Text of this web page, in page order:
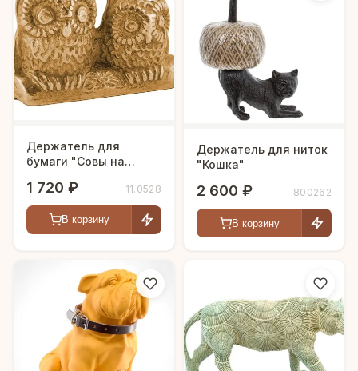
Держатель для
бумаги "Совы на
1 720 ₽ 11.0528
В корзину
Держатель для ниток
"Кошка"
2 600 ₽ 800262
В корзину